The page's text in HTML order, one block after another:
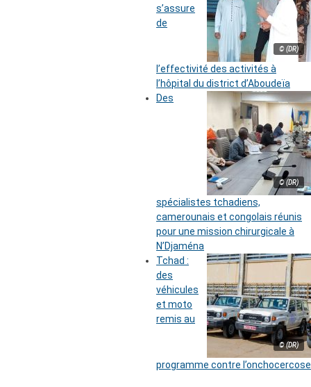
© (DR)
s’assure
de
l’effectivité des activités à
l’hôpital du district d’Aboudeïa
© (DR)
Des
spécialistes tchadiens,
camerounais et congolais réunis
pour une mission chirurgicale à
N’Djaména
© (DR)
Tchad :
des
véhicules
et moto
remis au
programme contre l’onchocercose